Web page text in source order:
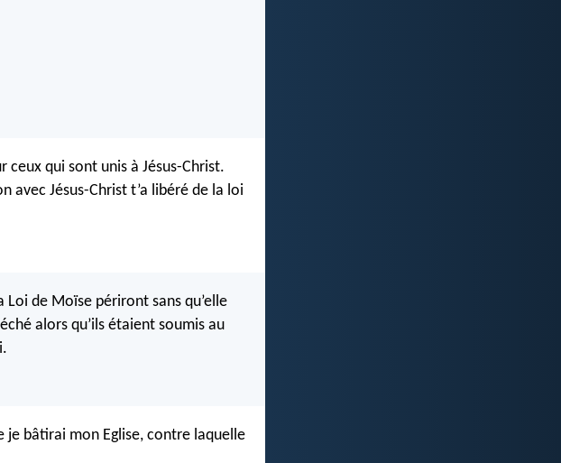
qui sont unis à Jésus-Christ.
avec Jésus-Christ t’a libéré de la loi
de Moïse périront sans qu’elle
alors qu’ils étaient soumis au
je bâtirai mon Eglise, contre laquelle